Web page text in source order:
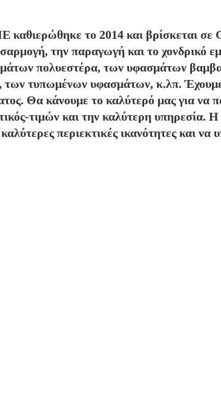
το 2014 και βρίσκεται σε
την παραγωγή και το χονδρικό
πολυεστέρα, των υφασμάτων
των τυπωμένων υφασμάτων, κ.λπ.
Θα κάνουμε το καλύτερό μας για να
τιμών και την καλύτερη υπηρεσία.
περιεκτικές ικανότητες και να